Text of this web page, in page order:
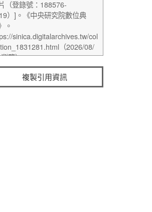
複製引用資訊